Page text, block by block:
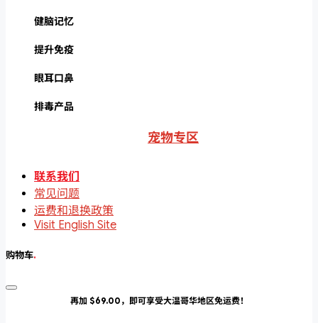
健脑记忆
提升免疫
眼耳口鼻
排毒产品
宠物专区
联系我们
常见问题
运费和退换政策
Visit English Site
购物车.
再加 $69.00，即可享受大温哥华地区免运费！